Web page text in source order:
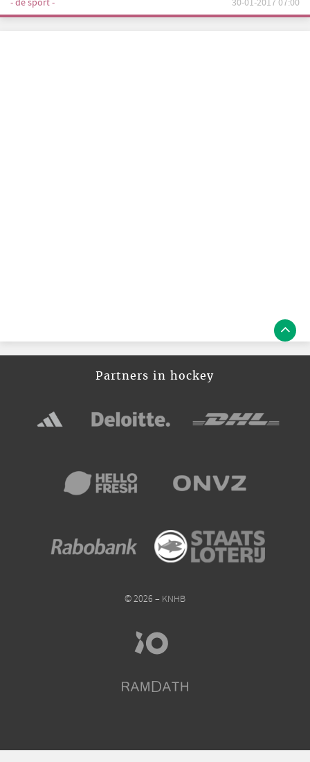
- de sport - 30-01-2017 07:00
Partners in hockey
© 2026 – KNHB